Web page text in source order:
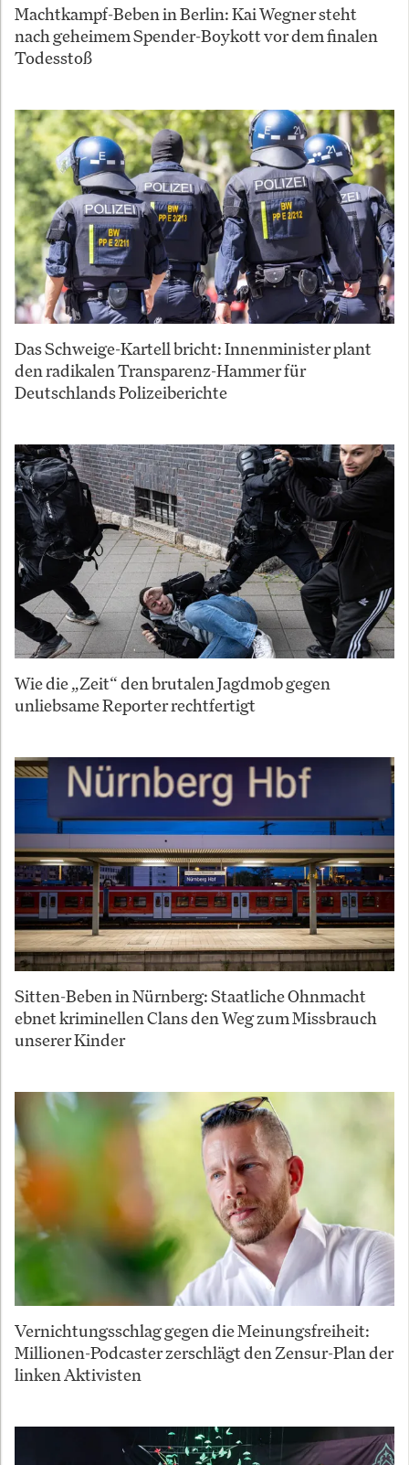
Machtkampf-Beben in Berlin: Kai Wegner steht
nach geheimem Spender-Boykott vor dem finalen
Todesstoß
Das Schweige-Kartell bricht: Innenminister plant
den radikalen Transparenz-Hammer für
Deutschlands Polizeiberichte
Wie die „Zeit“ den brutalen Jagdmob gegen
unliebsame Reporter rechtfertigt
Sitten-Beben in Nürnberg: Staatliche Ohnmacht
ebnet kriminellen Clans den Weg zum Missbrauch
unserer Kinder
Vernichtungsschlag gegen die Meinungsfreiheit:
Millionen-Podcaster zerschlägt den Zensur-Plan der
linken Aktivisten